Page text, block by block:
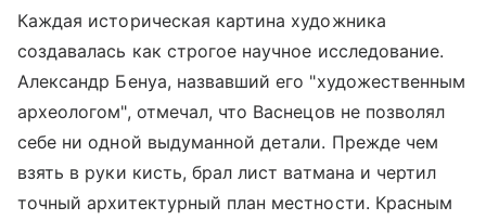
Каждая историческая картина художника
создавалась как строгое научное исследование.
Александр Бенуа, назвавший его "художественным
археологом", отмечал, что Васнецов не позволял
себе ни одной выдуманной детали. Прежде чем
взять в руки кисть, брал лист ватмана и чертил
точный архитектурный план местности. Красным